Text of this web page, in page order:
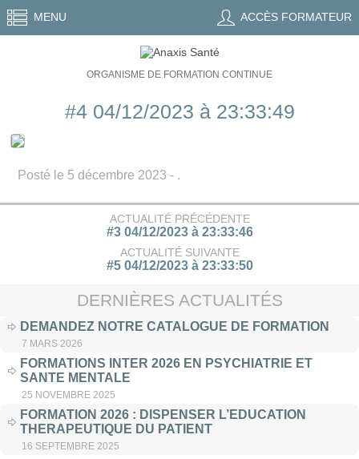
MENU ACCÈS FORMATEUR
ORGANISME DE FORMATION CONTINUE
#4 04/12/2023 à 23:33:49
Posté le 5 décembre 2023 - .
ACTUALITÉ PRÉCÉDENTE
#3 04/12/2023 à 23:33:46
ACTUALITÉ SUIVANTE
#5 04/12/2023 à 23:33:50
DERNIÈRES ACTUALITÉS
DEMANDEZ NOTRE CATALOGUE DE FORMATION
7 MARS 2026
FORMATIONS INTER 2026 EN PSYCHIATRIE ET
SANTE MENTALE
25 NOVEMBRE 2025
FORMATION 2026 : DISPENSER L’EDUCATION
THERAPEUTIQUE DU PATIENT
16 SEPTEMBRE 2025